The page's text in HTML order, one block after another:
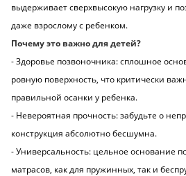
выдерживает сверхвысокую нагрузку и
даже взрослому с ребенком.
Почему это важно для детей?
- Здоровье позвоночника: сплошное
ровную поверхность, что критически
правильной осанки у ребенка.
- Невероятная прочность: забудьте о
конструкция абсолютно бесшумна.
- Универсальность: цельное основание
матрасов, как для пружинных, так и